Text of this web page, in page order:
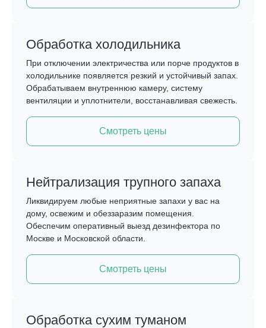
Обработка холодильника
При отключении электричества или порче продуктов в
холодильнике появляется резкий и устойчивый запах.
Обрабатываем внутреннюю камеру, систему
вентиляции и уплотнители, восстанавливая свежесть.
Смотреть цены
Нейтрализация трупного запаха
Ликвидируем любые неприятные запахи у вас на
дому, освежим и обеззаразим помещения.
Обеспечим оперативный выезд дезинфектора по
Москве и Московской области.
Смотреть цены
Обработка сухим туманом